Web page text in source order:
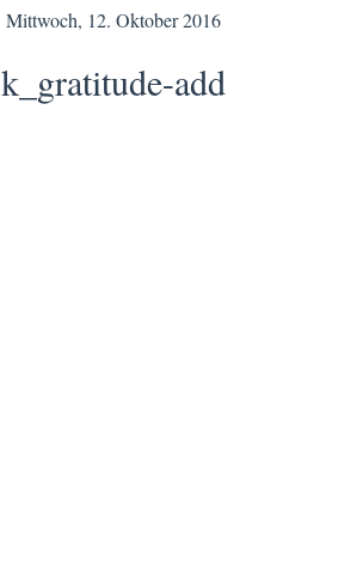
Mittwoch, 12. Oktober 2016
k_gratitude-add